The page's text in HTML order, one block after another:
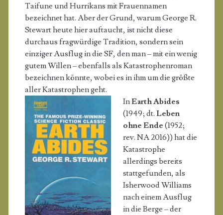
Taifune und Hurrikans mit Frauennamen
bezeichnet hat. Aber der Grund, warum George R.
Stewart heute hier auftaucht, ist nicht diese
durchaus fragwürdige Tradition, sondern sein
einziger Ausflug in die SF, den man – mit ein wenig
gutem Willen – ebenfalls als Katastrophenroman
bezeichnen könnte, wobei es in ihm um die größte
aller Katastrophen geht.
InEarth Abides
(1949; dt. Leben
ohne Ende (1952;
rev. NA 2016)) hat die
Katastrophe
allerdings bereits
stattgefunden, als
Isherwood Williams
nach einem Ausflug
in die Berge – der